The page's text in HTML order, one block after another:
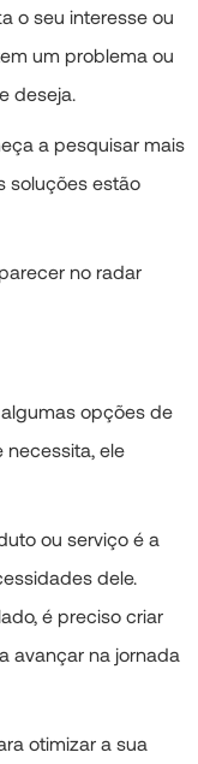
o seu interesse ou
um problema ou
deseja.
a pesquisar mais
soluções estão
no radar
opções de
necessita, ele
ou serviço é a
dele.
é preciso criar
avançar na jornada
otimizar a sua